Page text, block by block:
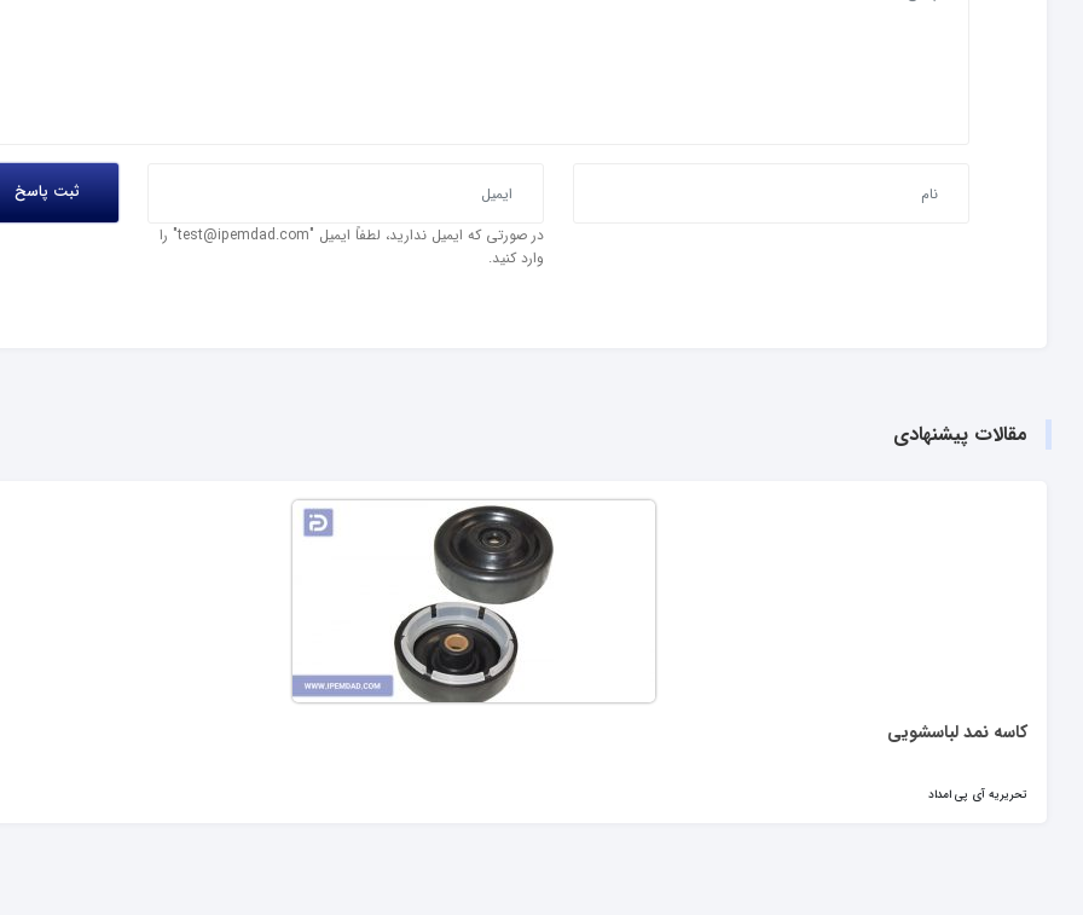
در صورتی که ایمیل ندارید، لطفاً ایمیل "test@ipemdad.com" را
وارد کنید.
مقالات پیشنهادی
کاسه نمد لباسشویی
تحریریه آی پی امداد